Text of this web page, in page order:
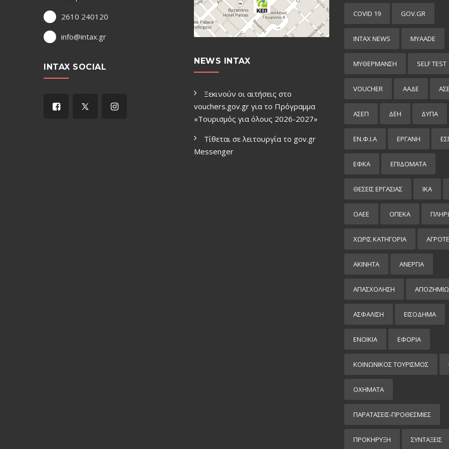
2610 240120
info@intax.gr
INTAX SOCIAL
NEWS INTAX
Ξεκινούν οι αιτήσεις στο
vouchers.gov.gr για το Πρόγραμμα
«Τουρισμός για όλους 2026-2027»
Τίθεται σε λειτουργία το gov.gr
Μessenger
COVID 19 GOV.GR
INTAX NEWS MYAADE
MYΘΈΡΜΑΝΣΗ SELF TEST
VOUCHER ΑΑΔΕ
ΑΣΕΠ ΔΕΗ ΔΥΠΑ
ΕΝ.Φ.Ι.Α ΕΡΓΑΝΗ
ΕΦΚΑ ΕΠΙΔΌΜΑΤΑ
ΘΕΣΕΙΣ ΕΡΓΑΣΙΑΣ ΙΚΑ
ΟΑΕΕ ΟΠΕΚΑ
ΧΩΡΊΣ ΚΑΤΗΓΟΡΊΑ
ΑΚΙΝΗΤΑ ΑΝΕΡΓΙΑ
ΑΠΑΣΧΟΛΗΣΗ
ΑΣΦΑΛΙΣΗ ΕΙΣΌΔΗΜΑ
ΕΝΟΙΚΙΑ ΕΦΟΡΙΑ
ΚΟΙΝΩΝΙΚΟΣ ΤΟΥΡΙΣΜΟΣ
ΟΧΗΜΑΤΑ
ΠΑΡΑΤΑΣΕΙΣ-ΠΡΟΘΕΣΜΙΕΣ
ΠΡΟΚΉΡΥΞΗ ΣΥΝΤΑΞΕΙΣ